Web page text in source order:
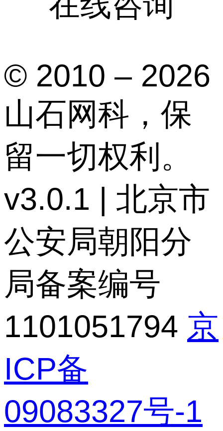
© 2010 – 2026
山石网科，保
留一切权利。
v3.0.1 | 北京市
公安局朝阳分
局备案编号
1101051794 京
ICP备
09083327号-1